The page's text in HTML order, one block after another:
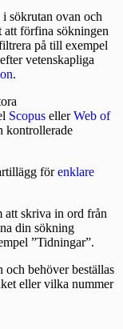
sökrutan ovan och
förfina sökningen
på till exempel
vetenskapliga
.
Scopus ellerWeb of
kontrollerade
förenklare
att skriva in ord från
din sökning
”Tidningar”.
behöver beställas
eller vilka nummer